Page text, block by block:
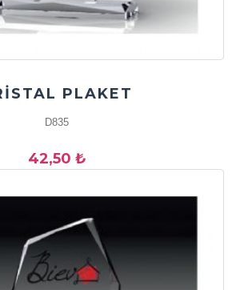
PLAKET
D835
42,50 ₺